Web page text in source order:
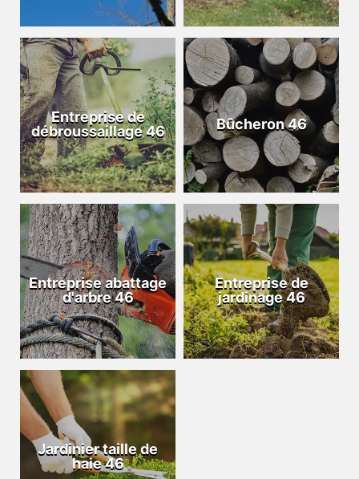
Entreprise de
débroussaillage 46
Bûcheron 46
Entreprise abattage
d'arbre 46
Entreprise de
jardinage 46
Jardinier taille de
haie 46